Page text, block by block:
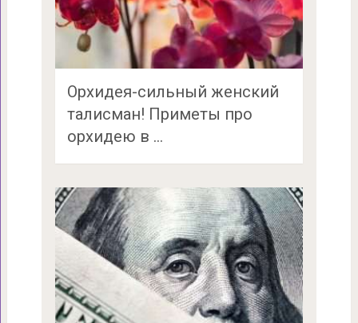
Орхидея-сильный женский
талисман! Приметы про
орхидею в …